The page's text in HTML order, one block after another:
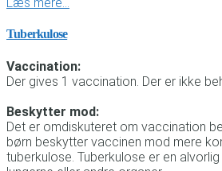
Tuberkulose
Vaccination:
Der gives 1 vaccination. Der er ikke
Beskytter mod:
Det er omdiskuteret om vaccination
børn beskytter vaccinen mod mere
tuberkulose. Tuberkulose er en